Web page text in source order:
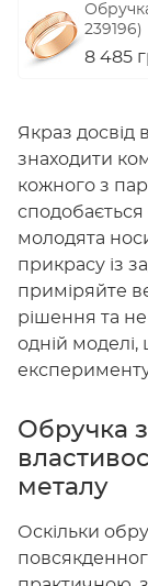
239196)
8 485
Якраз досвід
знаходити
кожного з
молодята
прикрасу із
приміряйте
рішення та
одній
Обручка
металу
Оскільки